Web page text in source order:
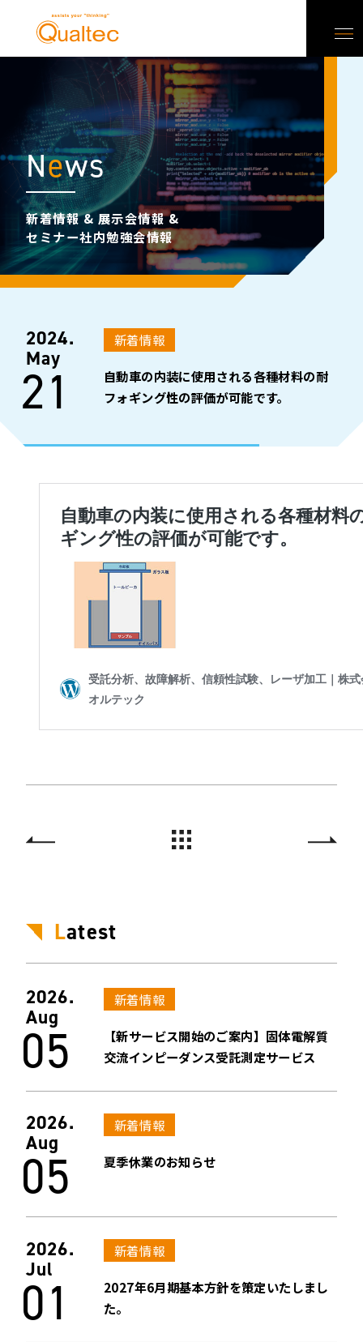
News
新着情報 & 展示会情報 &
セミナー社内勉強会情報
2024.
May
21
新着情報
自動車の内装に使用される各種材料の耐
フォギング性の評価が可能です。
Latest
2026.
Aug
05
新着情報
【新サービス開始のご案内】固体電解質
交流インピーダンス受託測定サービス
2026.
Aug
05
新着情報
夏季休業のお知らせ
2026.
Jul
01
新着情報
2027年6月期基本方針を策定いたしまし
た。